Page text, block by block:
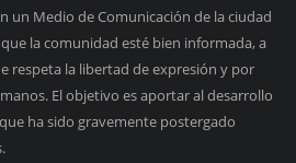
un Medio de Comunicación de la ciudad
la comunidad esté bien informada, a
respeta la libertad de expresión y por
El objetivo es aportar al desarrollo
ha sido gravemente postergado